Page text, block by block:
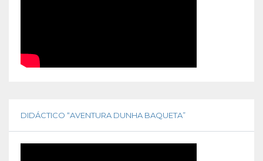
DIDÁCTICO “AVENTURA DUNHA BAQUETA”